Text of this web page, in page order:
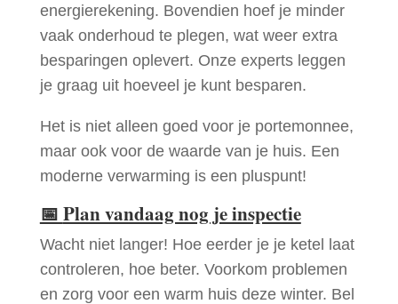
energierekening. Bovendien hoef je minder
vaak onderhoud te plegen, wat weer extra
besparingen oplevert. Onze experts leggen
je graag uit hoeveel je kunt besparen.
Het is niet alleen goed voor je portemonnee,
maar ook voor de waarde van je huis. Een
moderne verwarming is een pluspunt!
📅 Plan vandaag nog je inspectie
Wacht niet langer! Hoe eerder je je ketel laat
controleren, hoe beter. Voorkom problemen
en zorg voor een warm huis deze winter. Bel